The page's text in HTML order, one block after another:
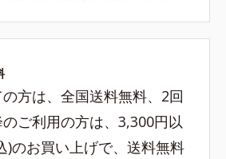
方は、全国送料無料、2回
のご利用の方は、3,300円以
)のお買い上げで、送料無料